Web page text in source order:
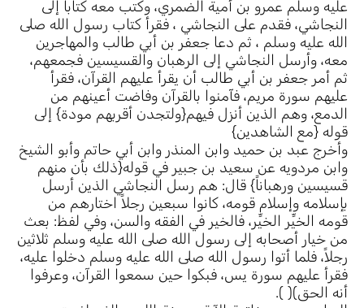
عليه وسلم عمرو بن أمية الضمري، وكتب معه كتاباً إلى
النجاشي، فقدم على النجاشي ، فقرأ كتاب رسول الله صلى
الله عليه وسلم ، ثم دعا جعفر بن أبي طالب والمهاجرين
معه، وأرسل النجاشي إلى الرهبان والقسيسين فجمعهم،
ثم أمر جعفر بن أبي طالب أن يقرأ عليهم القرآن، فقرأ
عليهم سورة مريم، فآمنوا بالقرآن وفاضت أعينهم من
الدمع، وهم الذين أنزل فيهم{ولتجدن أقربهم مودة} إلى
قوله {مع الشاهدين}
وأخرج عبد بن حميد وابن المنذر وابن أبي حاتم وأبو الشيخ
وابن مردويه عن سعيد بن جبير في قوله{ذلك بأن منهم
قسيسين ورهباناً} قال: هم رسل النجاشي الذين أرسل
بإسلامه وإسلام قومه، كانوا سبعين رجلاً اختارهم من
قومه الخيِّر الخيِّر، فالخير في الفقه والسن، وفي لفظ: بعث
من خيار أصحابه إلى رسول الله صلى الله عليه وسلم ثلاثين
رجلاً، فلما أتوا رسول الله صلى الله عليه وسلم دخلوا عليه،
فقرأ عليهم سورة يس، فبكوا حين سمعوا القرآن، وعرفوا
أنه الحق)( ).